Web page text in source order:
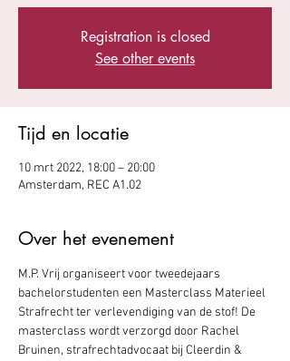
Registration is closed
See other events
Tijd en locatie
10 mrt 2022, 18:00 – 20:00
Amsterdam, REC A1.02
Over het evenement
M.P. Vrij organiseert voor tweedejaars
bachelorstudenten een Masterclass Materieel
Strafrecht ter verlevendiging van de stof! De
masterclass wordt verzorgd door Rachel
Bruinen, strafrechtadvocaat bij Cleerdin &